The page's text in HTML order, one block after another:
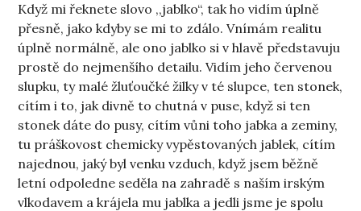
Když mi řeknete slovo ,,jablko“, tak ho vidím úplně
přesně, jako kdyby se mi to zdálo. Vnímám realitu
úplně normálně, ale ono jablko si v hlavě představuju
prostě do nejmenšího detailu. Vidím jeho červenou
slupku, ty malé žluťoučké žilky v té slupce, ten stonek,
cítím i to, jak divně to chutná v puse, když si ten
stonek dáte do pusy, cítím vůni toho jabka a zeminy,
tu práškovost chemicky vypěstovaných jablek, cítím
najednou, jaký byl venku vzduch, když jsem běžně
letní odpoledne seděla na zahradě s naším irským
vlkodavem a krájela mu jablka a jedli jsme je spolu